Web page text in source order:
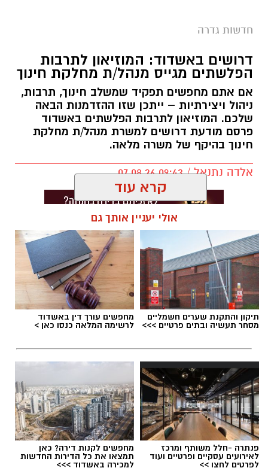
חדשות גדרה
דרושים באשדוד: המוזיאון לתרבות
הפלשתים מגייס מנהל/ת מחלקת חינוך
אם אתם מחפשים תפקיד שמשלב חינוך, תרבות,
ניהול ויצירתיות – ייתכן שזו ההזדמנות הבאה
שלכם. המוזיאון לתרבות הפלשתים באשדוד
פרסם מודעת דרושים למשרת מנהל/ת מחלקת
חינוך בהיקף של משרה מלאה.
אלדה נתנאל / 09:43 07.08.26
תגים:דרושים באשדוד
קרא עוד
אולי יעניין אותך גם
תיקון והתקנת שערים חשמליים
מסחר תעשיה ובתים פרטיים >>>
מחפשים עורך דין באשדוד
לרשימה המלאה כנסו כאן >
פנתרה -חלל משותף ומרכז
לאירועים עסקיים ופרטיים ועוד
לפרטים לחצו >>
מחפשים לקנות דירה? כאן
תמצאו את כל הדירות החדשות
למכירה באשדוד >>>